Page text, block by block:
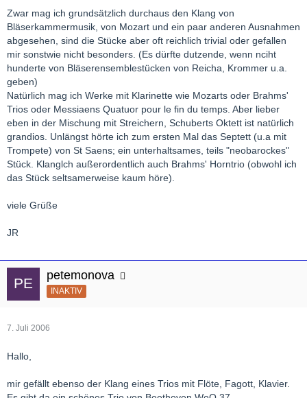
Zwar mag ich grundsätzlich durchaus den Klang von
Bläserkammermusik, von Mozart und ein paar anderen Ausnahmen
abgesehen, sind die Stücke aber oft reichlich trivial oder gefallen
mir sonstwie nicht besonders. (Es dürfte dutzende, wenn nciht
hunderte von Bläserensemblestücken von Reicha, Krommer u.a.
geben)
Natürlich mag ich Werke mit Klarinette wie Mozarts oder Brahms'
Trios oder Messiaens Quatuor pour le fin du temps. Aber lieber
eben in der Mischung mit Streichern, Schuberts Oktett ist natürlich
grandios. Unlängst hörte ich zum ersten Mal das Septett (u.a mit
Trompete) von St Saens; ein unterhaltsames, teils "neobarockes"
Stück. Klanglch außerordentlich auch Brahms' Horntrio (obwohl ich
das Stück seltsamerweise kaum höre).
viele Grüße
JR
petemonova
INAKTIV
7. Juli 2006
Hallo,
mir gefällt ebenso der Klang eines Trios mit Flöte, Fagott, Klavier.